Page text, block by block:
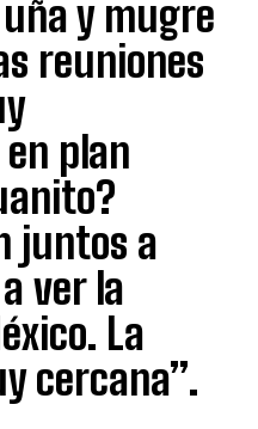
y mugre
reuniones
plan
juntos a
ver la
La
cercana”.